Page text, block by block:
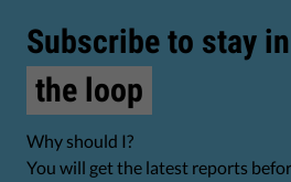
Subscribe to stay in
the loop
Why should I?
You will get the latest reports